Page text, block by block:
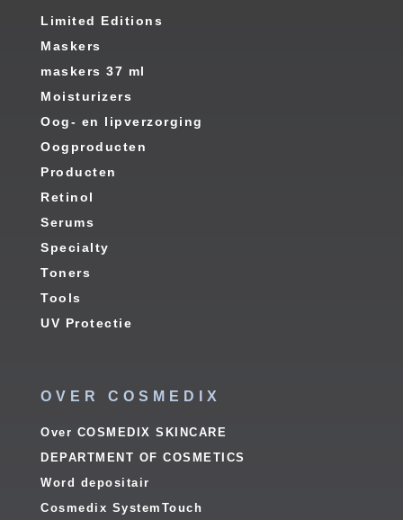
Limited Editions
Maskers
maskers 37 ml
Moisturizers
Oog- en lipverzorging
Oogproducten
Producten
Retinol
Serums
Specialty
Toners
Tools
UV Protectie
OVER COSMEDIX
Over COSMEDIX SKINCARE
DEPARTMENT OF COSMETICS
Word depositair
Cosmedix SystemTouch